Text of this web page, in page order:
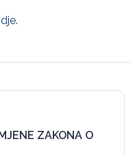
.
ZAKONA O